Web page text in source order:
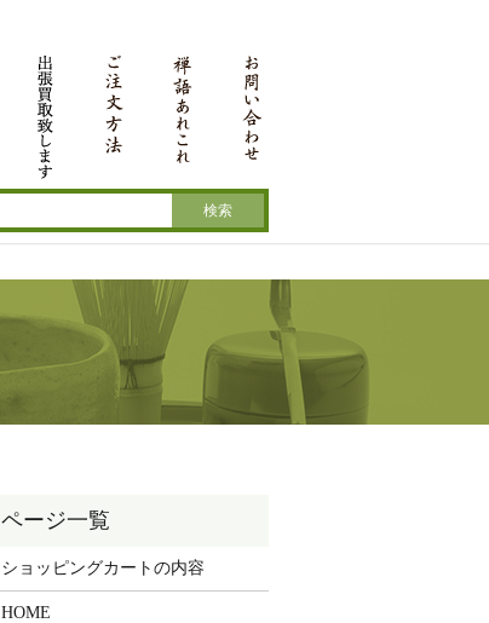
ショッピングカートの内容
HOME